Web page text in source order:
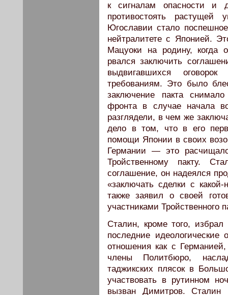
к сигналам опасности
противостоять растущей
Югославии стало
нейтралитете с Японией.
Мацуоки на родину, когда
рвался заключить
выдвигавшихся
требованиям. Это было
заключение пакта
фронта в случае начала
разглядели, в чем же
дело в том, что в его
помощи Японии в своих
Германии — это
Тройственному пакту.
соглашение, он надеялся
«заключать сделки с
также заявил о своей
участниками Тройственного
Сталин, кроме того,
последние
отношения как с
члены Политбюро,
таджикских плясок в
участвовать в рутинном
вызван Димитров. Сталин